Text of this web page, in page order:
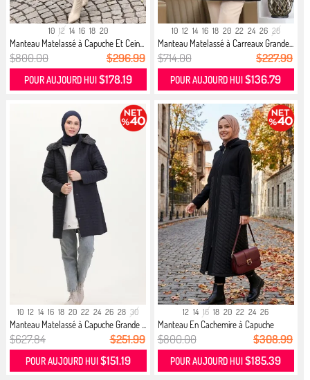
10 12 14 16 18 20
Manteau Matelassé à Capuche Et Cein...
$800.00 $296.99
POUR AUJOURD HUI $178.19
10 12 14 16 18 20 22 24 26 28
Manteau Matelassé à Carreaux Grande...
$714.00 $227.99
POUR AUJOURD HUI$136.79
10 12 14 16 18 20 22 24 26 28 30
Manteau Matelassé à Capuche Grande ...
$627.84 $251.99
POUR AUJOURD HUI $151.19
12 14 16 18 20 22 24 26
Manteau En Cachemire à Capuche
Gran...
$800.00 $308.99
POUR AUJOURD HUI$185.39